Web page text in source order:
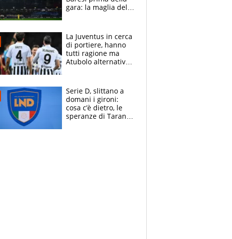
gara: la maglia del
La Juventus in cerca
di portiere, hanno
tutti ragione ma
Atubolo alternativa
rimane Milinkovic-
Savic
Serie D, slittano a
domani i gironi:
cosa c’è dietro, le
speranze di Taranto